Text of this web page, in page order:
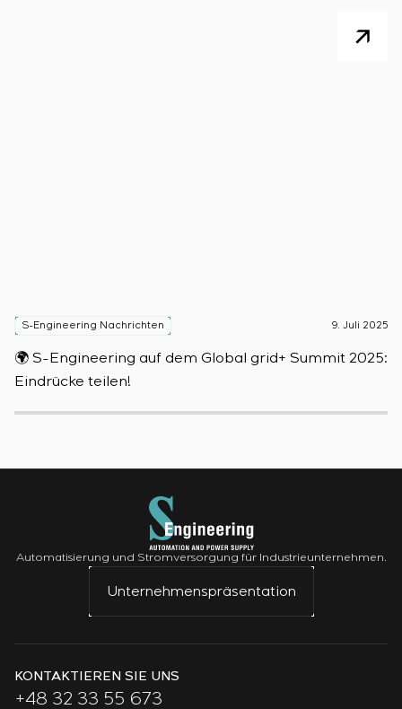
S-Engineering Nachrichten 9. Juli 2025
🌍 S-Engineering auf dem Global grid+ Summit 2025:
Eindrücke teilen!
Automatisierung und Stromversorgung für Industrieunternehmen.
Unternehmenspräsentation
KONTAKTIEREN SIE UNS
+48 32 33 55 673